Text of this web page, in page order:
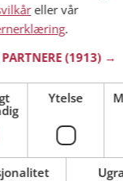
eller vår
.
(1913) →
Ytelse